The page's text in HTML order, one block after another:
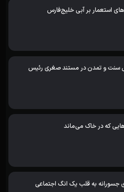
استعمار بر آبی خلیج‌فارس
سنت و تمدن در مستند صغری رئیس
که در خاک می‌ماند
جسورانه به قلب یک انگ اجتماعی